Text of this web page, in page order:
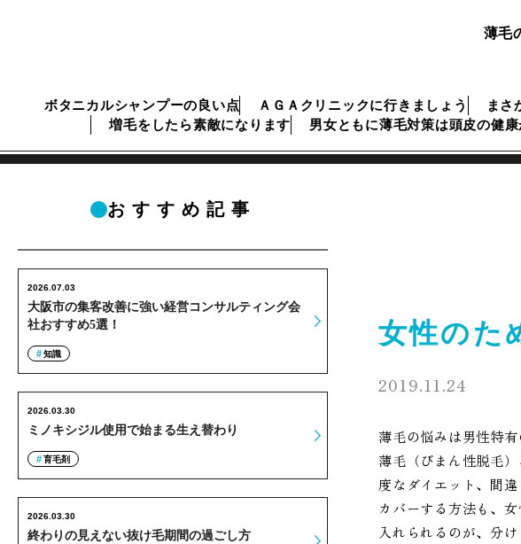
薄毛
ボタニカルシャンプーの良い点 ＡＧＡクリニックに行きましょう まさ
増毛をしたら素敵になります
男女ともに薄毛対策は頭皮の健
女性のた
2019.11.24
薄毛の悩みは男性特
薄毛（びまん性脱毛
度なダイエット、間
カバーする方法も、
入れられるのが、分
おすすめ記事
大阪市の集客改善に強い経営コンサルティング会
社おすすめ5選！
2026.07.03
知識
ミノキシジル使用で始まる生え替わり
2026.03.30
育毛剤
終わりの見えない抜け毛期間の過ごし方
2026.03.30